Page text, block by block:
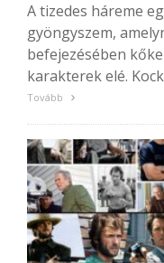
A tizedes háreme
gyöngyszem,
befejezésében
karakterek elé.
Tovább